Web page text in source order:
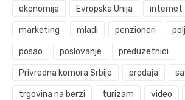
ekonomija Evropska Unija internet
marketing mladi penzioneri
posao poslovanje preduzetnici
Privredna komora Srbije prodaja
trgovina na berzi turizam video